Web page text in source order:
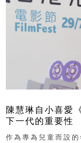
陳慧琳自小喜愛
下一代的重要性
作為專為兒童而設